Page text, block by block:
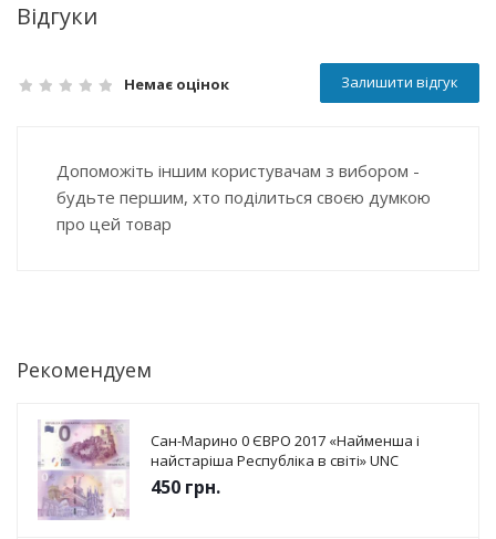
Відгуки
Немає оцінок Залишити відгук
Допоможіть іншим користувачам з вибором -
будьте першим, хто поділиться своєю думкою
про цей товар
Рекомендуем
Сан-Марино 0 ЄВРО 2017 «Найменша і
найстаріша Республіка в світі» UNC
450 грн.